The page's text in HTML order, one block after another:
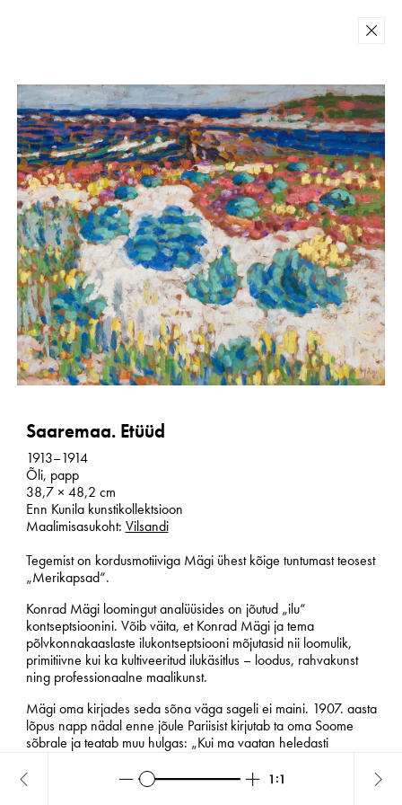
Back
Saaremaa. Etüüd
1913–1914
Õli, papp
38,7 × 48,2 cm
Enn Kunila kunstikollektsioon
Maalimisasukoht: Vilsandi
Tegemist on kordusmotiiviga Mägi ühest kõige tuntumast teosest
„Merikapsad“.
Konrad Mägi loomingut analüüsides on jõutud „ilu“
kontseptsioonini. Võib väita, et Konrad Mägi ja tema
põlvkonnakaaslaste ilukontseptsiooni mõjutasid nii loomulik,
primitiivne kui ka kultiveeritud ilukäsitlus – loodus, rahvakunst
ning professionaalne maalikunst.
Mägi oma kirjades seda sõna väga sageli ei maini. 1907. aasta
lõpus napp nädal enne jõule Pariisist kirjutab ta oma Soome
sõbrale ja teatab muu hulgas: „Kui ma vaatan heledasti
nägusid, siis läheb mu meel veelgi kurvemaks ja elu tühisus on
Maastik
Zoom
out
ZoomReset
ilma omaniku kirjaliku loata on
keelatud.
Konrad Mägi Sihtasutus 2026